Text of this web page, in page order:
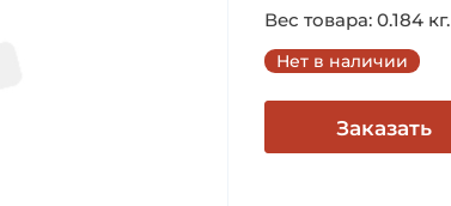
Вес товара: 0.184 кг.
Нет в наличии
Заказать